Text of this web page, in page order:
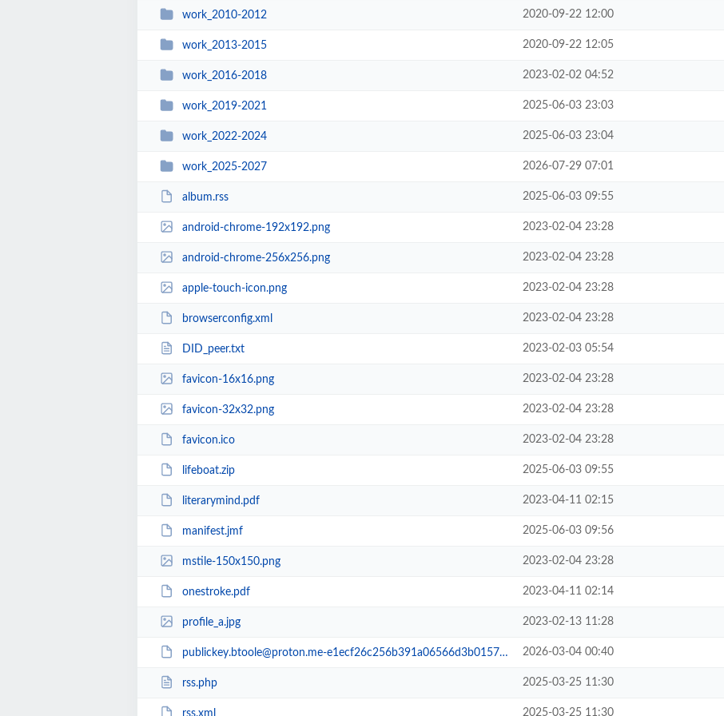
work_2010-2012 2020-09-22 12:00
work_2013-2015 2020-09-22 12:05
work_2016-2018 2023-02-02 04:52
work_2019-2021 2025-06-03 23:03
work_2022-2024 2025-06-03 23:04
work_2025-2027 2026-07-29 07:01
album.rss 2025-06-03 09:55
android-chrome-192x192.png 2023-02-04 23:28
android-chrome-256x256.png 2023-02-04 23:28
apple-touch-icon.png 2023-02-04 23:28
browserconfig.xml 2023-02-04 23:28
DID_peer.txt 2023-02-03 05:54
favicon-16x16.png 2023-02-04 23:28
favicon-32x32.png 2023-02-04 23:28
favicon.ico 2023-02-04 23:28
lifeboat.zip 2025-06-03 09:55
literarymind.pdf 2023-04-11 02:15
manifest.jmf 2025-06-03 09:56
mstile-150x150.png 2023-02-04 23:28
onestroke.pdf 2023-04-11 02:14
profile_a.jpg 2023-02-13 11:28
publickey.btoole@proton.me-e1ecf26c256b391a06566d3b015725df9cfd5ec9.asc 2026-03-04 00:40
rss.php 2025-03-25 11:30
rss.xml 2025-03-25 11:30